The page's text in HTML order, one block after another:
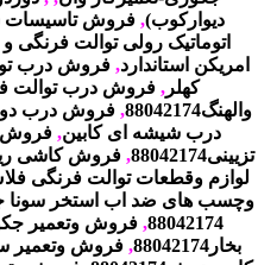
دیوارکوب)
, فروش تاسیسات
اتوماتیک رولی توالت فرنگی و
امریکن استاندارد,فروش درب
کهلر,فروش درب توالت
والهنگ88042174
,فروش درب
درب شیشه ای کابین, فروش
تزیینی88042174
,فروش کاشی
لوازم وقطعات توالت فرنگی
وچسب های ضد اب استخر سونا
88042174
, فروش وتعمیر جکوزی
بخار88042174
,فروش وتعمیر سونا